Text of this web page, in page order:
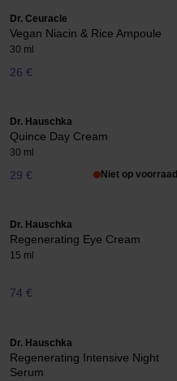
Dr. Ceuracle
Vegan Niacin & Rice Ampoule
30 ml
26 €
Dr. Hauschka
Quince Day Cream
30 ml
29 € Niet op voorraad
Dr. Hauschka
Regenerating Eye Cream
15 ml
74 €
Dr. Hauschka
Regenerating Intensive Night
Serum